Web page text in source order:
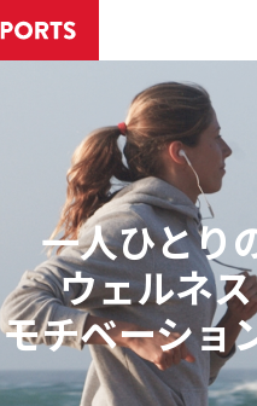
一人ひとり
ウェルネス
モチベーショ